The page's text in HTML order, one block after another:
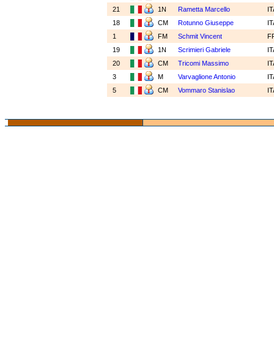
21
1N Rametta Marcello
18
CM Rotunno Giuseppe
1
FM Schmit Vincent
19
1N Scrimieri Gabriele
20
CM Tricomi Massimo
3
M Varvaglione Antonio
5
CM Vommaro Stanislao